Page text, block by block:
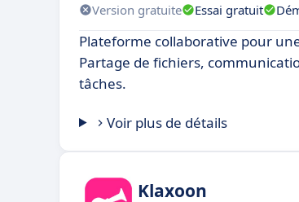
Version gratuite Essai gratuit
Plateforme collaborative pour
Partage de fichiers,
tâches.
Voir plus de détails
Klaxoon